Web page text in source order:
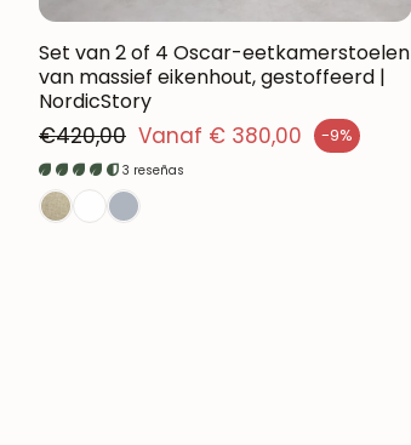
Set van 2 of 4 Oscar-eetkamerstoelen
van massief eikenhout, gestoffeerd |
NordicStory
Vanaf € 380,00 -9%
Normale prijs
€420,00
3 reseñas